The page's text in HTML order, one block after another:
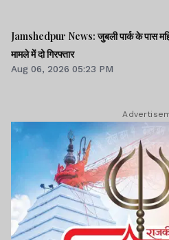
Jamshedpur News: जुबली पार्क के पास
मामले में दो गिरफ्तार
Aug 06, 2026 05:23 PM